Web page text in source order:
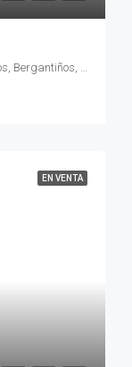
As Grelas, Canduas, Cabana de Bergantiños, Bergantiños, La Coruña, Galicia, 15116, España
EN VENTA